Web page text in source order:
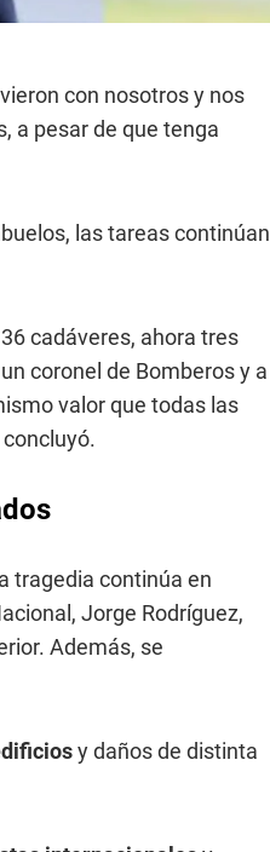
con nosotros y nos
a pesar de que tenga
las tareas continúan
cadáveres, ahora tres
coronel de Bomberos y a
valor que todas las
tragedia continúa en
Jorge Rodríguez,
Además, se
y daños de distinta